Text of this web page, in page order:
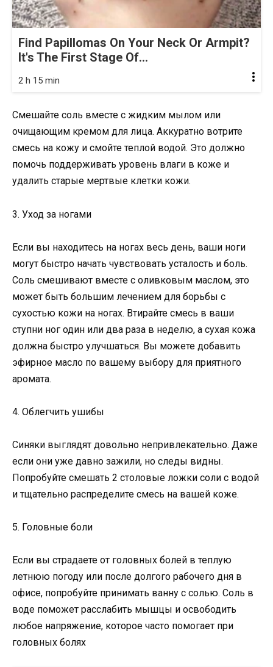
Find Papillomas On Your Neck Or Armpit?
It's The First Stage Of...
2 h 15 min
Смешайте соль вместе с жидким мылом или
очищающим кремом для лица. Аккуратно вотрите
смесь на кожу и смойте теплой водой. Это должно
помочь поддерживать уровень влаги в коже и
удалить старые мертвые клетки кожи.
3. Уход за ногами
Если вы находитесь на ногах весь день, ваши ноги
могут быстро начать чувствовать усталость и боль.
Соль смешивают вместе с оливковым маслом, это
может быть большим лечением для борьбы с
сухостью кожи на ногах. Втирайте смесь в ваши
ступни ног один или два раза в неделю, а сухая кожа
должна быстро улучшаться. Вы можете добавить
эфирное масло по вашему выбору для приятного
аромата.
4. Облегчить ушибы
Синяки выглядят довольно непривлекательно. Даже
если они уже давно зажили, но следы видны.
Попробуйте смешать 2 столовые ложки соли с водой
и тщательно распределите смесь на вашей коже.
5. Головные боли
Если вы страдаете от головных болей в теплую
летнюю погоду или после долгого рабочего дня в
офисе, попробуйте принимать ванну с солью. Соль в
воде поможет расслабить мышцы и освободить
любое напряжение, которое часто помогает при
головных болях